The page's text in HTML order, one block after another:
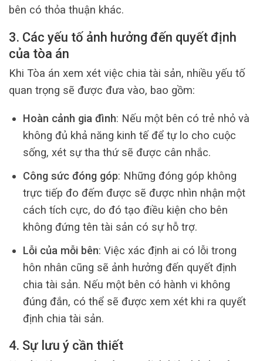
bên có thỏa thuận khác.
3. Các yếu tố ảnh hưởng đến quyết định
của tòa án
Khi Tòa án xem xét việc chia tài sản, nhiều yếu tố
quan trọng sẽ được đưa vào, bao gồm:
Hoàn cảnh gia đình: Nếu một bên có trẻ nhỏ và
không đủ khả năng kinh tế để tự lo cho cuộc
sống, xét sự tha thứ sẽ được cân nhắc.
Công sức đóng góp: Những đóng góp không
trực tiếp đo đếm được sẽ được nhìn nhận một
cách tích cực, do đó tạo điều kiện cho bên
không đứng tên tài sản có sự hỗ trợ.
Lỗi của mỗi bên: Việc xác định ai có lỗi trong
hôn nhân cũng sẽ ảnh hưởng đến quyết định
chia tài sản. Nếu một bên có hành vi không
đúng đắn, có thể sẽ được xem xét khi ra quyết
định chia tài sản.
4. Sự lưu ý cần thiết